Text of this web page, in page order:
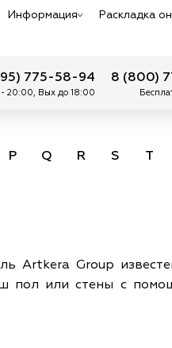
Информация Раскладка
775-58-94
20:00, Вых до 18:00
8 (800)
P Q R S T
Artkera Group
пол или стены с